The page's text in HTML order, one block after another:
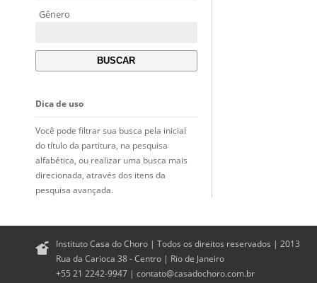
Gênero
Dica de uso
Você pode filtrar sua busca pela inicial
do título da partitura, na pesquisa
alfabética, ou realizar uma busca mais
direcionada, através dos itens da
pesquisa avançada.
Instituto Casa do Choro | Todos os direitos reservados | 2013
Rua da Carioca 38 - Centro | Rio de Janeiro
+55 21 2242-9947 | contato@casadochoro.com.br